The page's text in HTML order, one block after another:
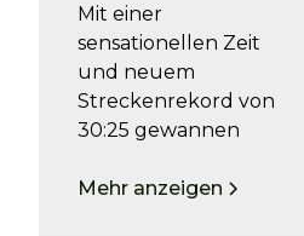
Mit einer
sensationellen Zeit
und neuem
Streckenrekord von
30:25 gewannen
Mehr anzeigen